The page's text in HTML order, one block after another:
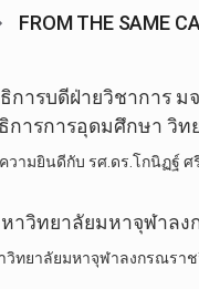
FROM THE SAME
การบดีฝ่ายวิชาการ
การ​การ​อุดมศึกษา ​วิ
วาม​ยิน​ดี​กับ รศ.ดร.โกนิฏฐ์ ศ
าวิทยาลัยมหาจุฬาลง
วิทยาลัยมหาจุฬาลงกรณรา